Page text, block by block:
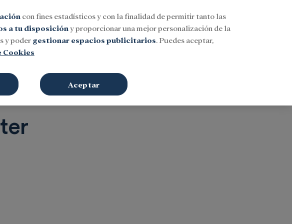
Iniciar sesión Buscar
con fines estadísticos y con la finalidad de permitir tanto las
a tu disposición y proporcionar una mejor personalización de la
y poder gestionar espacios publicitarios. Puedes aceptar,
Cookies
Aceptar